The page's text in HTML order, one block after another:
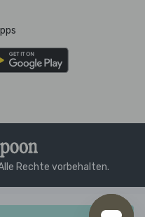
Rechte vorbehalten.